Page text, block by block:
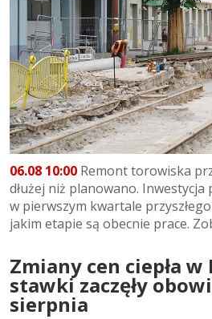
06.08 10:00 Remont torowiska
dłużej niż planowano. Inwestycja
w pierwszym kwartale
jakim etapie są obecnie prace.
Zmiany cen ciepła
stawki zaczęły
sierpnia